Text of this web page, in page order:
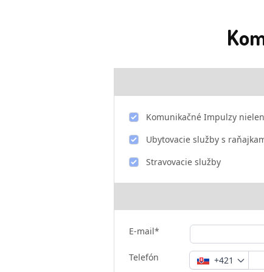
Komunikačné Impulzy
Ubytovacie služby s
Stravovacie služby
E-mail*
Telefón
+421